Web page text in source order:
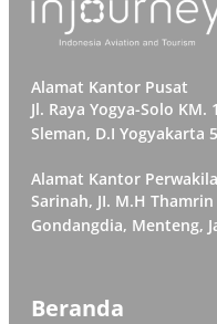
Alamat Kantor Pusat
Jl. Raya Yogya-Solo KM.
Sleman, D.I Yogyakarta
Alamat Kantor
Sarinah, JI. M.H
Gondangdia, Menteng,
Beranda